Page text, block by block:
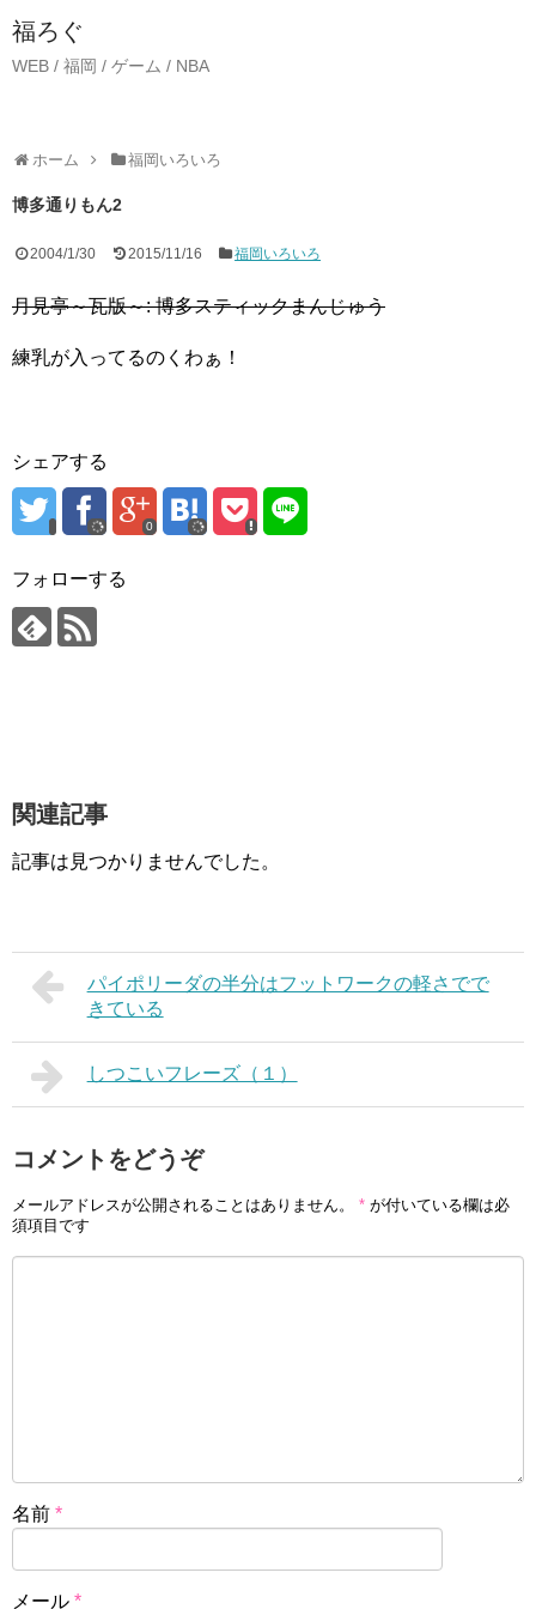
福ろぐ
WEB / 福岡 / ゲーム / NBA
ホーム 福岡いろいろ
博多通りもん2
2004/1/30 2015/11/16 福岡いろいろ
月見亭～瓦版～: 博多スティックまんじゅう
練乳が入ってるのくわぁ！
シェアする
0
フォローする
関連記事
記事は見つかりませんでした。
パイポリーダの半分はフットワークの軽さでで
きている
しつこいフレーズ（１）
コメントをどうぞ
メールアドレスが公開されることはありません。 * が付いている欄は必
須項目です
名前 *
メール *